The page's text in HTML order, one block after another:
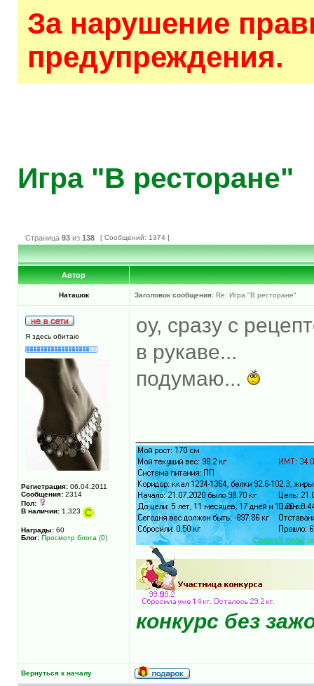
За нарушение
предупреждения.
Игра "В ресторане"
Страница 93 из 138 [ Сообщений: 1374 ]
Автор
Наташок Заголовок сообщения: Re: Игра "В ресторане"
Я здесь обитаю
Регистрация: 06.04.2011
Сообщения: 2314
Пол:
В наличии: 1,323
Награды: 60
Блог: Просмотр блога (0)
оу, сразу с
в рукаве...
подумаю...
конкурс без
Вернуться к началу